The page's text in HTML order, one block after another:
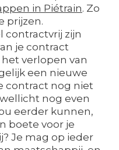
in Piétrain. Zo
prijzen.
contractvrij zijn
je contract
verlopen van
een nieuwe
contract nog niet
nog even
eerder kunnen,
boete voor je
Je mag op ieder